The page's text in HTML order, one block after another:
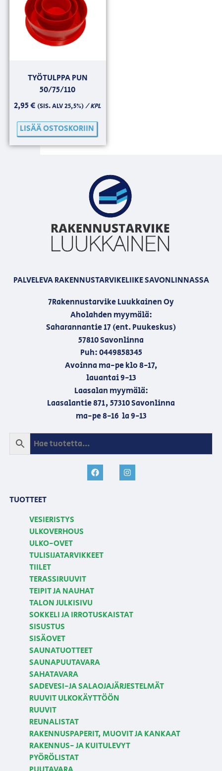
TYÖTULPPA PUN
50/75/110
2,95€ (SIS. ALV 25,5%)/ KPL
LISÄÄ OSTOSKORIIN
PALVELEVA RAKENNUSTARVIKELIIKE SAVONLINNASSA
7Rakennustarvike Luukkainen Oy
Aholahden myymälä:
Saharannantie 17 (ent. Puukeskus)
57810 Savonlinna
Puh: 0449858345
Avoinna ma-pe klo 8-17,
lauantai 9-13
Laasalan myymälä:
Laasalantie 871, 57310 Savonlinna
ma-pe 8-16 la 9-13
TUOTTEET
VESIERISTYS
ULKOVERHOUS
ULKO-OVET
TULISIJATARVIKKEET
TIILET
TERASSIRUUVIT
TEIPIT JA NAUHAT
TALON JULKISIVU
SOKKELI JA IRROTUSKAISTAT
SISUSTUS
SISÄOVET
SAUNATUOTTEET
SAUNAPUUTAVARA
SAHATAVARA
SADEVESI-JA SALAOJAJÄRJESTELMÄT
RUUVIT ULKOKÄYTTÖÖN
RUUVIT
REUNALISTAT
RAKENNUSPAPERIT, MUOVIT JA KANKAAT
RAKENNUS- JA KUITULEVYT
PYÖRÖLISTAT